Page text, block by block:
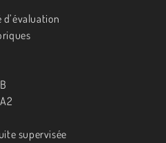
supervisée